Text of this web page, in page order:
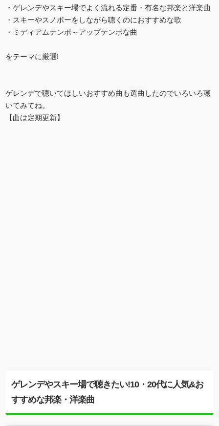
・ゲレンデやスキー場でよく流れる定番・有名な邦楽と洋楽曲
・スキーやスノボーをしながら聴くのにおすすめな歌
・ミディアムテンポ～アップテンポな曲
をテーマに厳選!
ゲレンデで聴いてほしいおすすめ曲も選曲したのでいろいろ聴
いてみてね。
【曲は定期更新】
ゲレンデやスキー場で聴きたい!10・20代に人気&お
すすめな邦楽・洋楽曲